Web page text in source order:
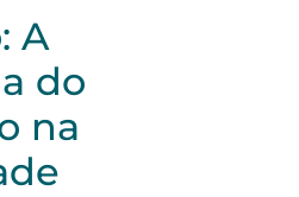
A
do
na